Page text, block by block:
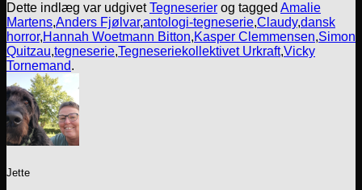
Dette indlæg var udgivetTegneserier og tagged Amalie
Martens,Anders Fjølvar,antologi-tegneserie,Claudy,dansk
horror,Hannah Woetmann Bitton,Kasper Clemmensen,Simon
Quitzau,tegneserie,Tegneseriekollektivet Urkraft,Vicky
Tornemand.
Jette